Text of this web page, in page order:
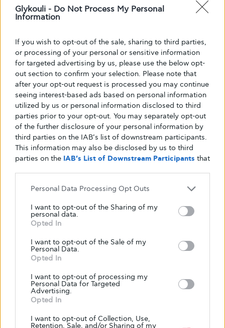
Glykouli - Do Not Process My Personal
Information
If you wish to opt-out of the sale, sharing to third parties,
or processing of your personal or sensitive information
for targeted advertising by us, please use the below opt-
out section to confirm your selection. Please note that
after your opt-out request is processed you may continue
seeing interest-based ads based on personal information
utilized by us or personal information disclosed to third
parties prior to your opt-out. You may separately opt-out
of the further disclosure of your personal information by
third parties on the IAB’s list of downstream participants.
This information may also be disclosed by us to third
parties on the IAB’s List of Downstream Participants that
Personal Data Processing Opt Outs
I want to opt-out of the Sharing of my
personal data.
Opted In
I want to opt-out of the Sale of my
Personal Data.
Opted In
I want to opt-out of processing my
Personal Data for Targeted
Advertising.
Opted In
I want to opt-out of Collection, Use,
Retention, Sale, and/or Sharing of my
σακχαρώδη διαβήτη, καλό είναι και ο υγιής
πληθυσμός να καταναλώνει 25-35 γρ φυτικών
Πηγή: https://www.mednutrition.gr/
Γλυκουλι διαβητης
διαβητησ τυπου 1
διαβήτης τύπου 2
Διαβητικοι
Ινσουλινοεξαρτομενος
Μετρητης Σακχαρου
Νεανικος Διαβητης
Σακχαρο φυτικέ ίνες
Share